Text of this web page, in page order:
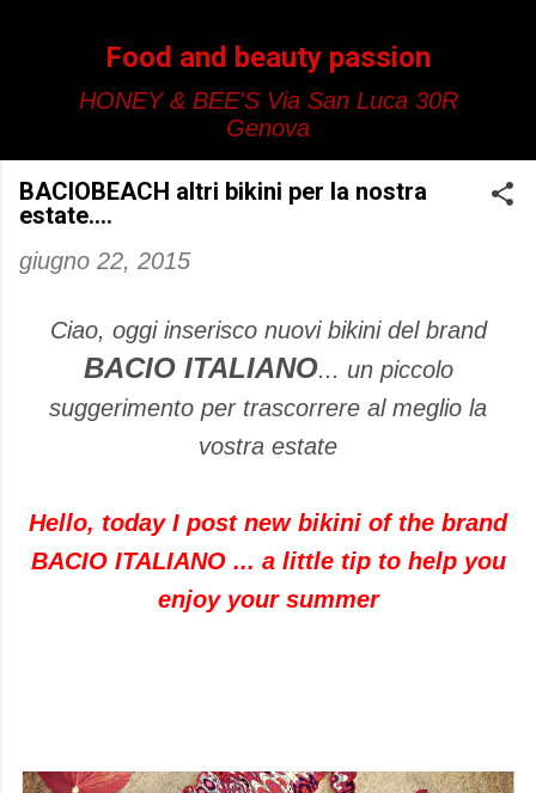
Food and beauty passion
HONEY & BEE'S Via San Luca 30R
Genova
BACIOBEACH altri bikini per la nostra
estate....
giugno 22, 2015
Ciao, oggi inserisco nuovi bikini del brand
BACIO ITALIANO... un piccolo
suggerimento per trascorrere al meglio la
vostra estate
Hello, today I post new bikini of the brand
BACIO ITALIANO ... a little tip to help you
enjoy your summer